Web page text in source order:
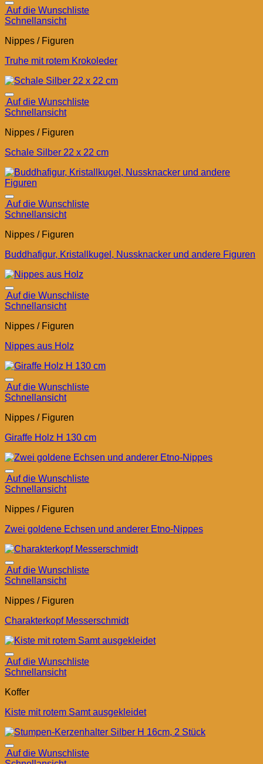
Auf die Wunschliste
Schnellansicht
Nippes / Figuren
Truhe mit rotem Krokoleder
Auf die Wunschliste
Schnellansicht
Nippes / Figuren
Schale Silber 22 x 22 cm
Auf die Wunschliste
Schnellansicht
Nippes / Figuren
Buddhafigur, Kristallkugel, Nussknacker und andere Figuren
Auf die Wunschliste
Schnellansicht
Nippes / Figuren
Nippes aus Holz
Auf die Wunschliste
Schnellansicht
Nippes / Figuren
Giraffe Holz H 130 cm
Auf die Wunschliste
Schnellansicht
Nippes / Figuren
Zwei goldene Echsen und anderer Etno-Nippes
Auf die Wunschliste
Schnellansicht
Nippes / Figuren
Charakterkopf Messerschmidt
Auf die Wunschliste
Schnellansicht
Koffer
Kiste mit rotem Samt ausgekleidet
Auf die Wunschliste